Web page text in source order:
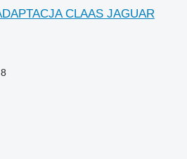
CLAAS JAGUAR
8